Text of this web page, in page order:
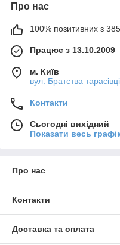
Про нас
100% позитивних з 385
Працює з 13.10.2009
м. Київ
вул. Братства
Контакти
Сьогодні вихідний
Показати весь
Про нас
Контакти
Доставка та оплата